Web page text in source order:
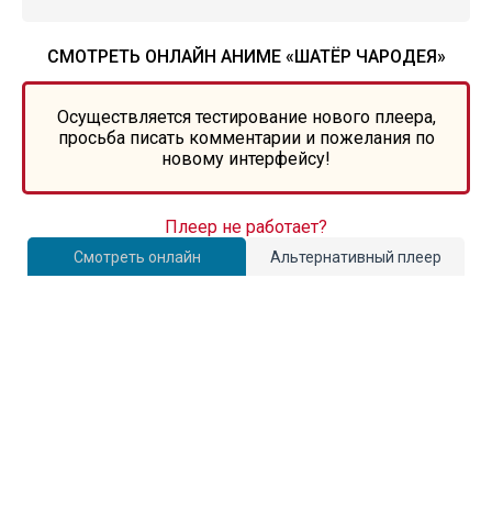
СМОТРЕТЬ ОНЛАЙН АНИМЕ «ШАТЁР ЧАРОДЕЯ»
Осуществляется тестирование нового плеера,
просьба писать комментарии и пожелания по
новому интерфейсу!
Смотреть онлайн Альтернативный плеер
Плеер не работает?